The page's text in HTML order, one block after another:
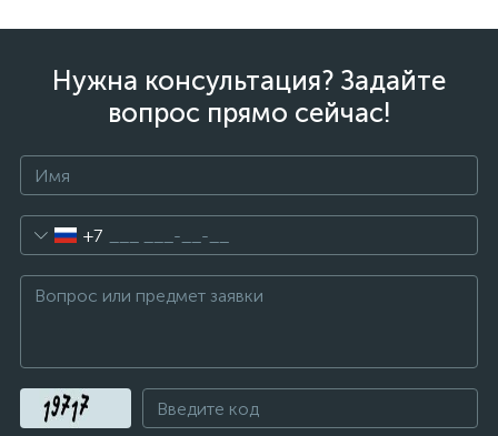
Нужна консультация? Задайте
вопрос прямо сейчас!
+7